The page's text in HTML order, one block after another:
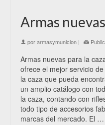
Armas nuevas
porarmasymunicion |
Armas nuevas para la
ofrece el mejor servicio
la caza que pueda
un amplio catálogo con
la caza, contando con
todo tipo de accesorios
marcas del mercado. El …